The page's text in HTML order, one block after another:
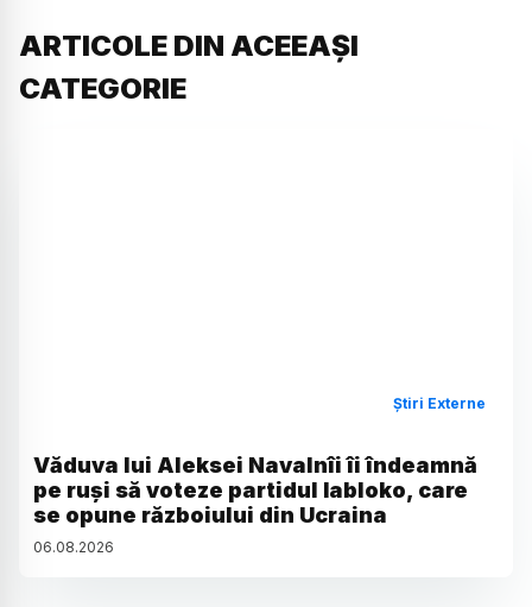
ARTICOLE DIN ACEEAȘI
CATEGORIE
Știri Externe
Văduva lui Aleksei Navalnîi îi îndeamnă
pe ruși să voteze partidul Iabloko, care
se opune războiului din Ucraina
06.08.2026